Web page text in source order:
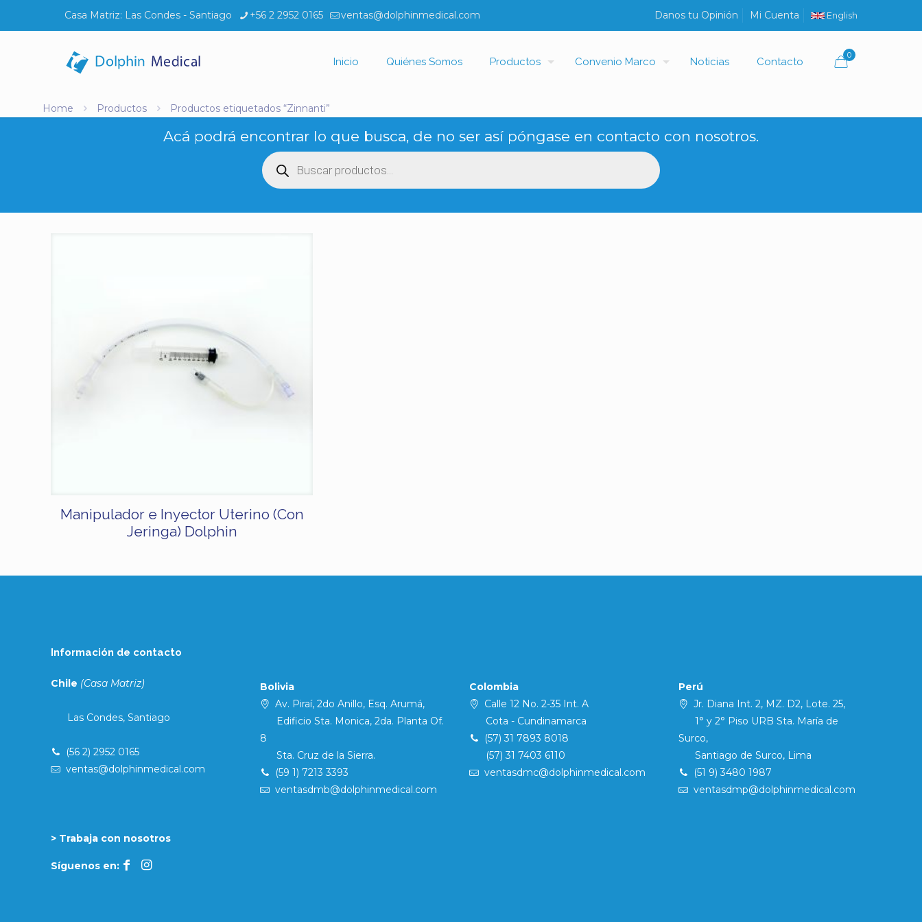
Casa Matriz: Las Condes - Santiago +56 2 2952 0165 ventas@dolphinmedical.com Danos tu Opinión Mi Cuenta English
Inicio Quiénes Somos Productos Convenio Marco Noticias Contacto
0
Home Productos Productos etiquetados “Zinnanti”
Acá podrá encontrar lo que busca, de no ser así póngase en contacto con nosotros.
Búsqueda
de
productos
Manipulador e Inyector Uterino (Con
Jeringa) Dolphin
Información de contacto
Chile (Casa Matriz)
Las Condes, Santiago
(56 2) 2952 0165
ventas@dolphinmedical.com
> Trabaja con nosotros
Síguenos en:
Bolivia
Av. Piraí, 2do Anillo, Esq. Arumá,
Edificio Sta. Monica, 2da. Planta Of.
8
Sta. Cruz de la Sierra.
(59 1) 7213 3393
ventasdmb@dolphinmedical.com
Colombia
Calle 12 No. 2-35 Int. A
Cota - Cundinamarca
(57) 31 7893 8018
(57) 31 7403 6110
ventasdmc@dolphinmedical.com
Perú
Jr. Diana Int. 2, MZ. D2, Lote. 25,
1° y 2° Piso URB Sta. María de
Surco,
Santiago de Surco, Lima
(51 9) 3480 1987
ventasdmp@dolphinmedical.com